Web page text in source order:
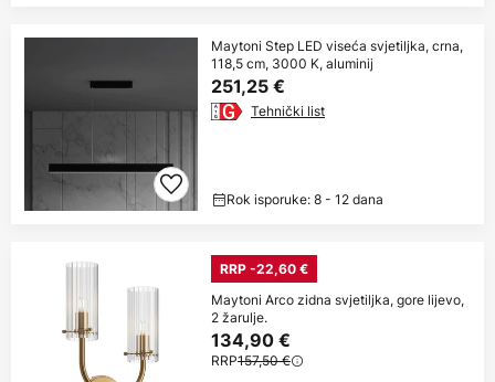
Maytoni Step LED viseća svjetiljka, crna,
118,5 cm, 3000 K, aluminij
251,25 €
Tehnički list
Rok isporuke: 8 - 12 dana
RRP -22,60 €
Maytoni Arco zidna svjetiljka, gore lijevo,
2 žarulje.
134,90 €
RRP157,50 €